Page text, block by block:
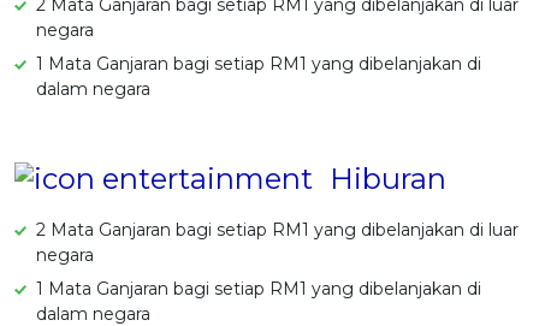
Gaya Hidup
SPECIAL PROMO
2 Mata Ganjaran bagi setiap RM1 yang dibelanjakan di luar
negara
1 Mata Ganjaran bagi setiap RM1 yang dibelanjakan di
dalam negara
Hiburan
2 Mata Ganjaran bagi setiap RM1 yang dibelanjakan di luar
negara
1 Mata Ganjaran bagi setiap RM1 yang dibelanjakan di
dalam negara